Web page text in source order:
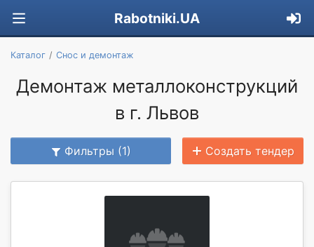
Rabotniki.UA
Каталог Снос и демонтаж
Демонтаж металлоконструкций
в г. Львов
Фильтры (1) Создать тендер